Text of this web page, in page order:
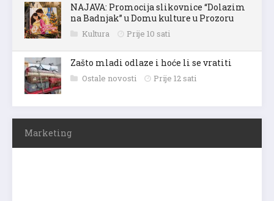
NAJAVA: Promocija slikovnice “Dolazim
na Badnjak” u Domu kulture u Prozoru
Kultura Prije 10 sati
Zašto mladi odlaze i hoće li se vratiti
Ostale novosti Prije 12 sati
Marketing